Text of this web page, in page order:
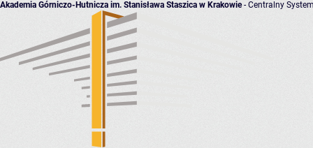
Akademia Górniczo-Hutnicza im. Stanisława Staszica w Krakowie- Centralny